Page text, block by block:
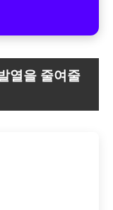
열을 줄여줄